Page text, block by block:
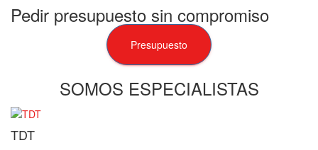
Pedir presupuesto sin compromiso
Presupuesto
SOMOS ESPECIALISTAS
TDT